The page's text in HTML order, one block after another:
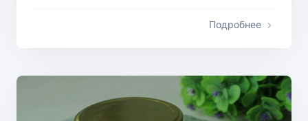
Подробнее